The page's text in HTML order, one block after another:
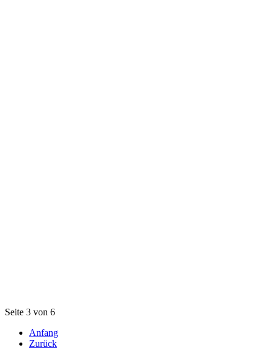
Seite 3 von 6
Anfang
Zurück